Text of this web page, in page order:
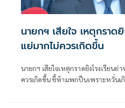
นายกฯ เสียใจ เหตุกราด
แย่มากไม่ควรเกิดขึ้น
นายกฯ เสียใจเหตุกราดยิงโรงเรียน
ควรเกิดขึ้น ชี้ห้ามพกปืนเพราะหวั่น